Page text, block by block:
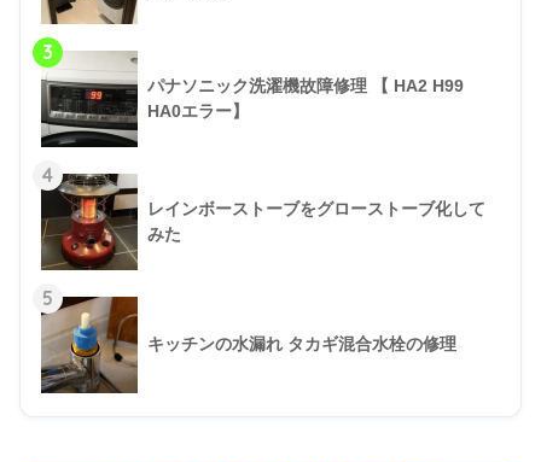
3
パナソニック洗濯機故障修理 【 HA2 H99
HA0エラー】
4
レインボーストーブをグローストーブ化して
みた
5
キッチンの水漏れ タカギ混合水栓の修理